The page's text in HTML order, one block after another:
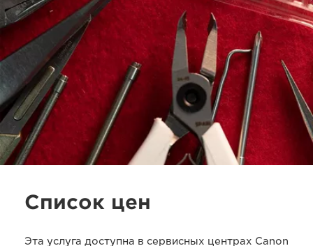
Список цен
Эта услуга доступна в сервисных центрах Canon